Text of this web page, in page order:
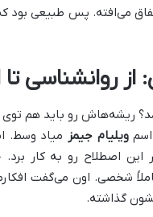
می‌افته. پس طبیعی بود
روانشناسی تا
ریشه‌هاش رو باید هم
اسمویلیام جیمز میاد وسط.
شد، برای اولین بار این اصطلاح رو
کاملاً شخصی. اون می‌گفت
گذاشته.